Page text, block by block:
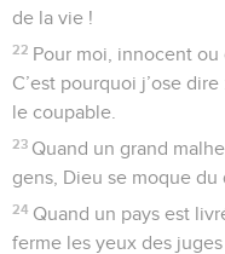
de la vie !
22 Pour moi, innocent ou
C’est pourquoi j’ose
le coupable.
23 Quand un grand
gens, Dieu se moque du
24 Quand un pays est
ferme les yeux des